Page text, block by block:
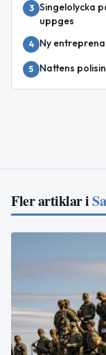
3 Singelolycka
uppges
4 Ny
5 Nattens
Fler artiklar i